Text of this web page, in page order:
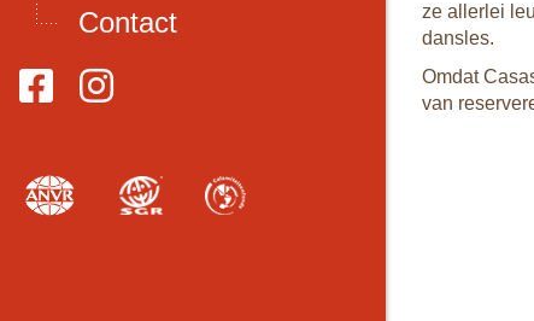
Contact
ze allerlei
dansles.
Omdat
van